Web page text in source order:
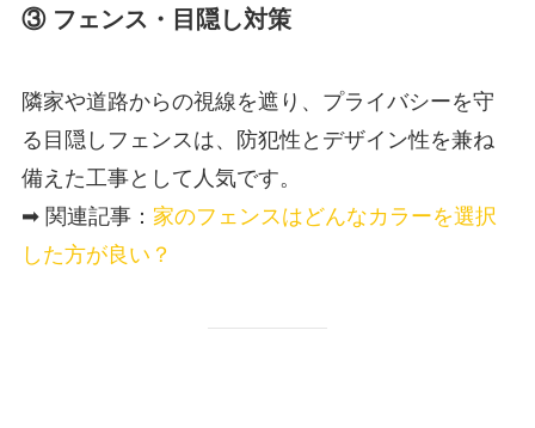
③ フェンス・目隠し対策
隣家や道路からの視線を遮り、プライバシーを守
る目隠しフェンスは、防犯性とデザイン性を兼ね
備えた工事として人気です。
➡ 関連記事： 家のフェンスはどんなカラーを選択
した方が良い？